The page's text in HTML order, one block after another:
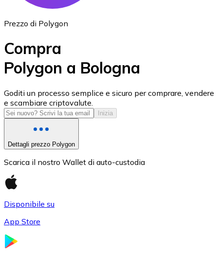
USD Coin
USDC
Prezzo di Polygon
Compra
Polygon a Bologna
Goditi un processo semplice e sicuro per comprare, vendere
e scambiare criptovalute.
Inizia
Dettagli prezzo Polygon
Scarica il nostro Wallet di auto-custodia
Disponibile su
App Store